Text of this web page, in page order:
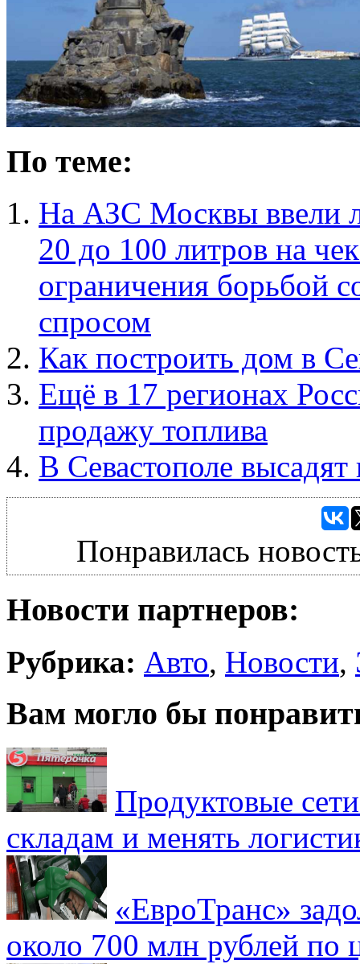
По теме:
На АЗС Москвы ввели
20 до 100 литров на
ограничения борьбой
спросом
Как построить дом в
Ещё в 17 регионах
продажу топлива
В Севастополе
Понравилась
Новости партнеров:
Рубрика: Авто, Новости,
Вам могло бы
Продуктовые
складам и менять
«ЕвроТранс»
около 700 млн рублей